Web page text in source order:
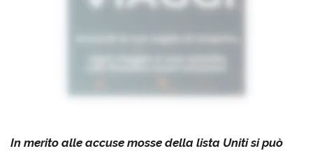
In merito alle accuse mosse della lista Uniti si può